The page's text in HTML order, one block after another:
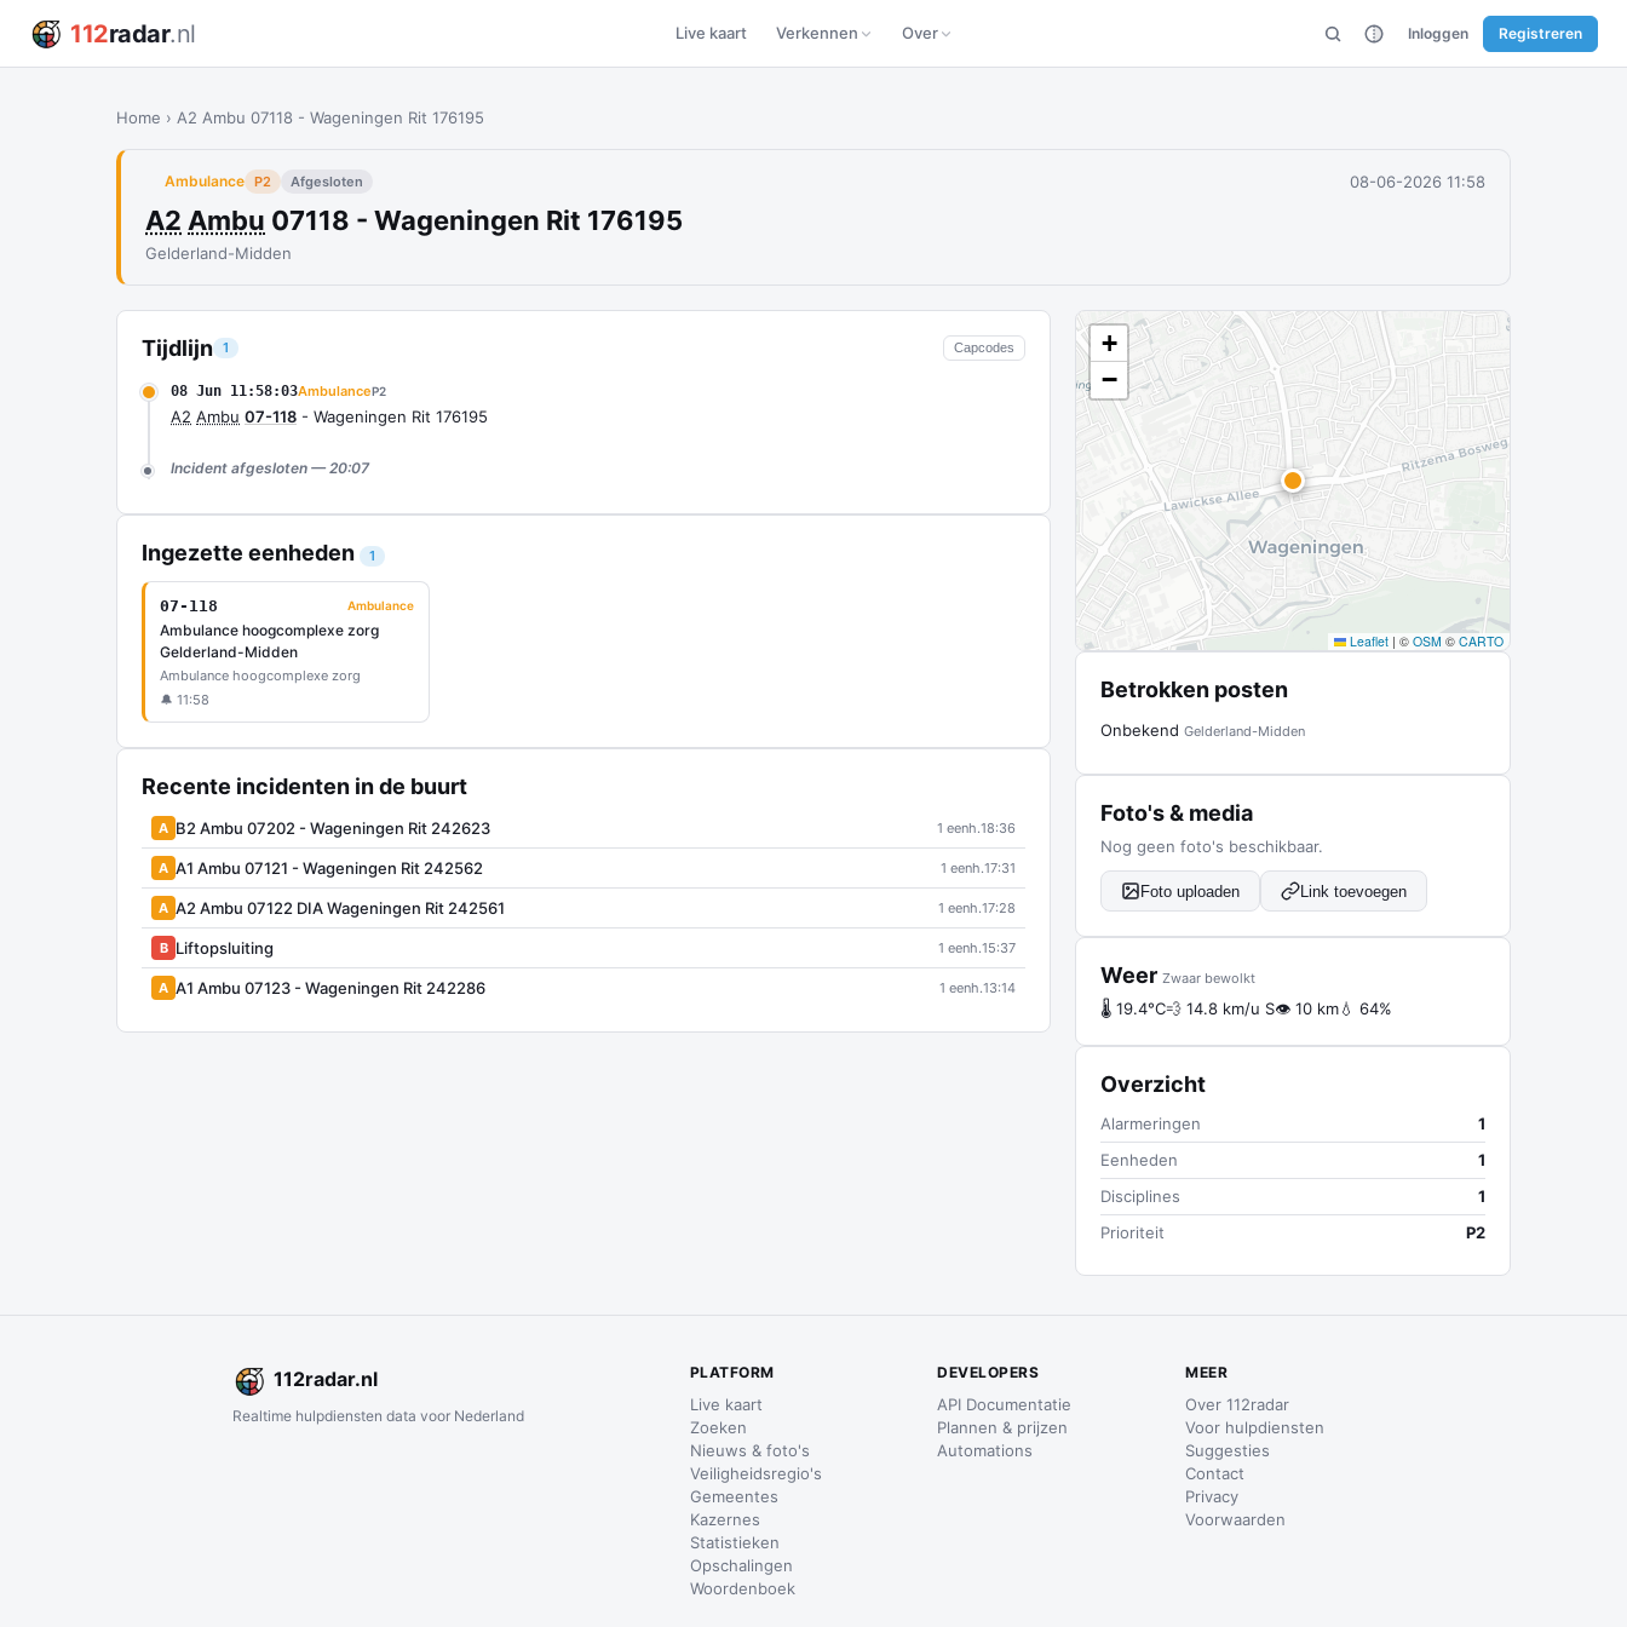
112radar.nl Live kaart Verkennen Over Inloggen Registreren
Home › A2 Ambu 07118 - Wageningen Rit 176195
Ambulance P2 Afgesloten 08-06-2026 11:58
A2 Ambu 07118 - Wageningen Rit 176195
Gelderland-Midden
Tijdlijn 1 Capcodes
08 Jun 11:58:03AmbulanceP2
A2 Ambu 07-118 - Wageningen Rit 176195
Incident afgesloten — 20:07
Ingezette eenheden 1
07-118 Ambulance
Ambulance hoogcomplexe zorg
Gelderland-Midden
Ambulance hoogcomplexe zorg
🔔 11:58
Recente incidenten in de buurt
A B2 Ambu 07202 - Wageningen Rit 242623 1 eenh.18:36
A A1 Ambu 07121 - Wageningen Rit 242562 1 eenh.17:31
A A2 Ambu 07122 DIA Wageningen Rit 242561 1 eenh.17:28
B Liftopsluiting 1 eenh.15:37
A A1 Ambu 07123 - Wageningen Rit 242286 1 eenh.13:14
+
−
Leaflet | © OSM © CARTO
Betrokken posten
Onbekend Gelderland-Midden
Foto's & media
Nog geen foto's beschikbaar.
Foto uploaden Link toevoegen
Weer Zwaar bewolkt
🌡 19.4°C💨 14.8 km/u S👁 10 km💧 64%
Overzicht
Alarmeringen
1
Eenheden
1
Disciplines
1
Prioriteit
P2
112radar.nl
Realtime hulpdiensten data voor Nederland
PLATFORM
Live kaart
Zoeken
Nieuws & foto's
Veiligheidsregio's
Gemeentes
Kazernes
Statistieken
Opschalingen
Woordenboek
DEVELOPERS
API Documentatie
Plannen & prijzen
Automations
MEER
Over 112radar
Voor hulpdiensten
Suggesties
Contact
Privacy
Voorwaarden